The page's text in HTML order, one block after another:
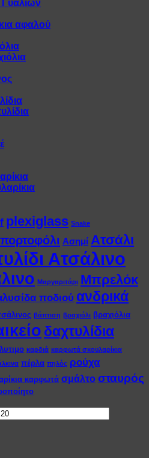
Γυαλιών
αφαλού
plexiglass Snake
Ασημί Ατσάλι
Ατσάλινο
Μαργαριτάρι Μπρελόκ
ποδιού ανδρικά
βάπτιση βραχιόλι βραχιόλια
δαχτυλίδια
καρδιά καρφωτά σκουλαρίκια
πέρλα πηλός ρούχα
καρφωτά σμάλτο σταυρός
Μέγιστη